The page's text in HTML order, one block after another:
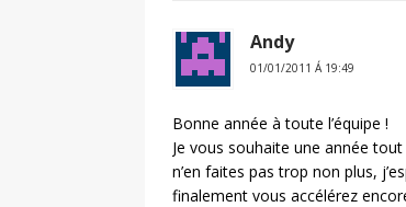
Andy
01/01/2011 Á 19:49
Bonne année à toute l’équipe !
Je vous souhaite une année
n’en faites pas trop non plus,
finalement vous accélérez